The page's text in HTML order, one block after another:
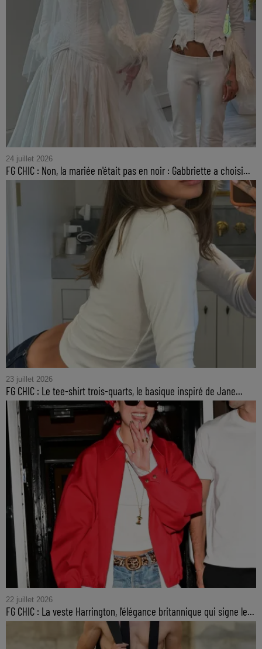
24 juillet 2026
FG CHIC : Non, la mariée n'était pas en noir : Gabbriette a choisi...
23 juillet 2026
FG CHIC : Le tee-shirt trois-quarts, le basique inspiré de Jane...
22 juillet 2026
FG CHIC : La veste Harrington, l'élégance britannique qui signe le...